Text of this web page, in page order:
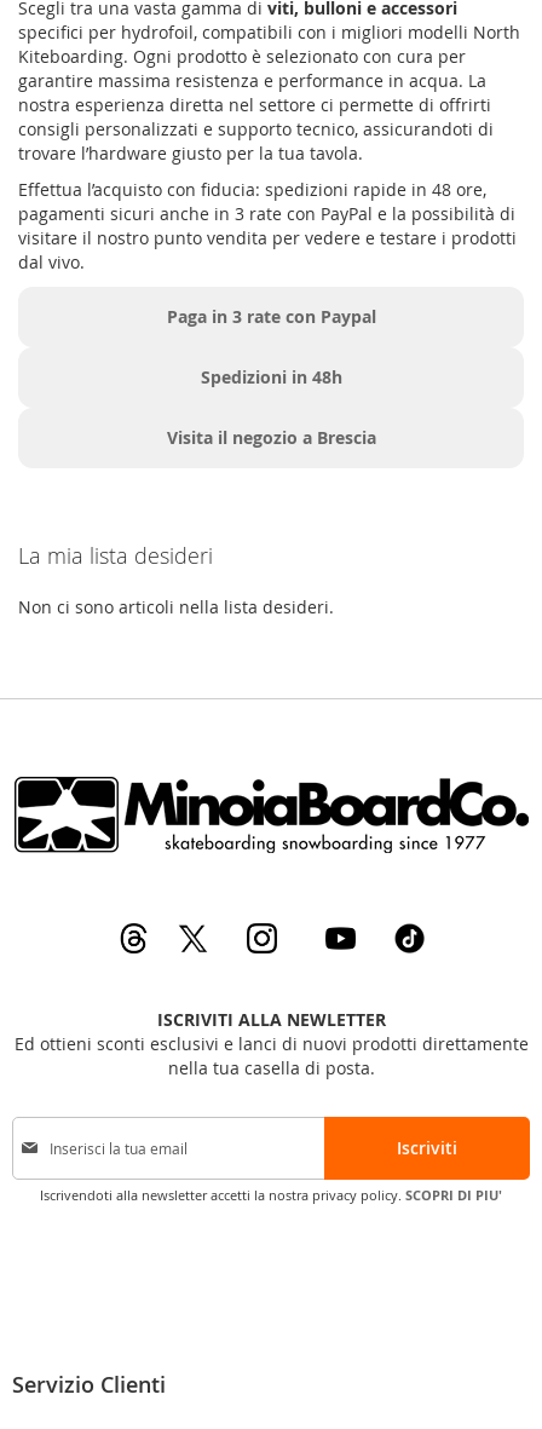
Scegli tra una vasta gamma di viti, bulloni e accessori
specifici per hydrofoil, compatibili con i migliori modelli North
Kiteboarding. Ogni prodotto è selezionato con cura per
garantire massima resistenza e performance in acqua. La
nostra esperienza diretta nel settore ci permette di offrirti
consigli personalizzati e supporto tecnico, assicurandoti di
trovare l’hardware giusto per la tua tavola.
Effettua l’acquisto con fiducia: spedizioni rapide in 48 ore,
pagamenti sicuri anche in 3 rate con PayPal e la possibilità di
visitare il nostro punto vendita per vedere e testare i prodotti
dal vivo.
Paga in 3 rate con Paypal
Spedizioni in 48h
Visita il negozio a Brescia
La mia lista desideri
Non ci sono articoli nella lista desideri.
ISCRIVITI ALLA NEWLETTER
Ed ottieni sconti esclusivi e lanci di nuovi prodotti direttamente
nella tua casella di posta.
I
c
l
Iscriviti
Iscrivendoti alla newsletter accetti la nostra privacy policy. SCOPRI DI PIU'
Servizio Clienti